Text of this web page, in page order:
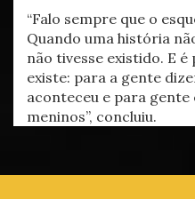
“Falo sempre que o
Quando uma história
não tivesse existido. E
existe: para a gente
aconteceu e para
meninos”, concluiu.